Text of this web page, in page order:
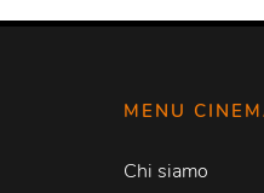
MENU
Chi siamo